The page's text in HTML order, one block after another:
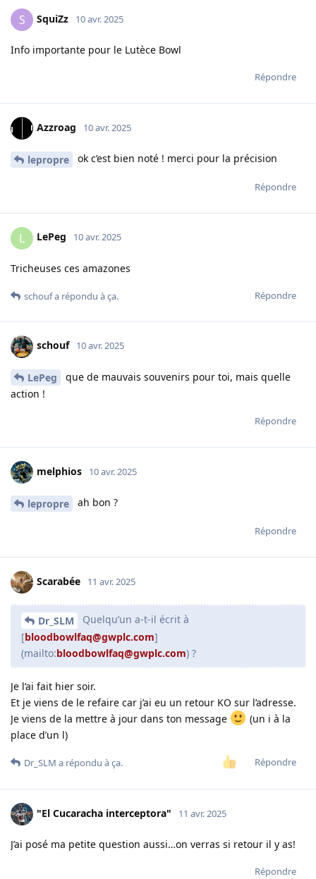
S SquiZz 10 avr. 2025
Info importante pour le Lutèce Bowl
Répondre
Azzroag 10 avr. 2025
lepropre ok c’est bien noté ! merci pour la précision
Répondre
L LePeg 10 avr. 2025
Tricheuses ces amazones
Répondre
schoufa répondu à ça.
schouf 10 avr. 2025
LePeg
que de mauvais souvenirs pour toi, mais quelle
action !
Répondre
melphios 10 avr. 2025
lepropre ah bon ?
Répondre
Scarabée 11 avr. 2025
Dr_SLM
Quelqu’un a-t-il écrit à
[bloodbowlfaq@gwplc.com]
(mailto:bloodbowlfaq@gwplc.com) ?
Je l’ai fait hier soir.
Et je viens de le refaire car j’ai eu un retour KO sur l’adresse.
Je viens de la mettre à jour dans ton message
(un i à la
place d’un l)
Répondre
Dr_SLM a répondu à ça.
"El Cucaracha interceptora" 11 avr. 2025
J’ai posé ma petite question aussi…on verras si retour il y as!
Répondre